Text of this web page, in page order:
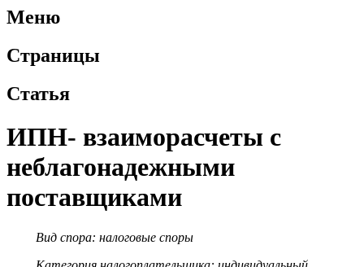
Меню
Страницы
Статья
ИПН- взаиморасчеты с
неблагонадежными
поставщиками
Вид спора: налоговые споры